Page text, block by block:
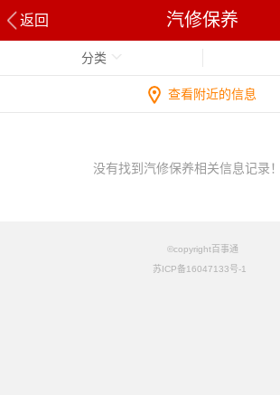
返回 汽修保养
分类
查看附近的信息
没有找到汽修保养相关信息记录！
©copyright百事通
苏ICP备16047133号-1